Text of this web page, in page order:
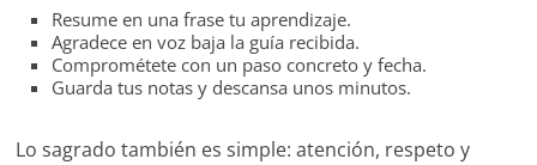
Resume en una frase tu aprendizaje.
Agradece en voz baja la guía recibida.
Comprométete con un paso concreto y fecha.
Guarda tus notas y descansa unos minutos.
Lo sagrado también es simple: atención, respeto y